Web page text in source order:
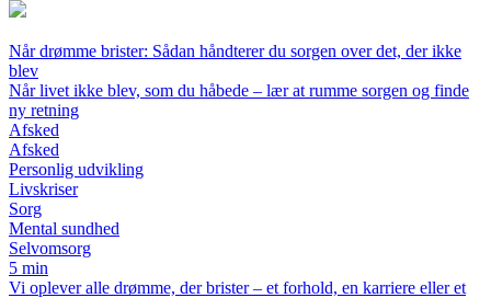
Når drømme brister: Sådan håndterer du sorgen over det, der ikke
blev
Når livet ikke blev, som du håbede – lær at rumme sorgen og finde
ny retning
Afsked
Afsked
Personlig udvikling
Livskriser
Sorg
Mental sundhed
Selvomsorg
5 min
Vi oplever alle drømme, der brister – et forhold, en karriere eller et